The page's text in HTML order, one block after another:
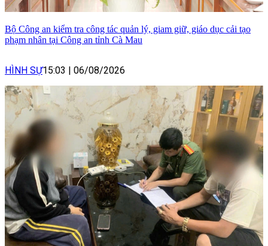
Bộ Công an kiểm tra công tác quản lý, giam giữ, giáo dục cải tạo
phạm nhân tại Công an tỉnh Cà Mau
HÌNH SỰ15:03 06/08/2026